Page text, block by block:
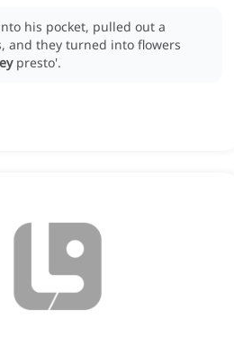
his pocket, pulled out a
and they turned into flowers
presto'.